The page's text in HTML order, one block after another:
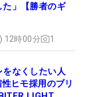
」【勝者のギ
12時00分 1
なくしたい人
ヒモ採用のブリ